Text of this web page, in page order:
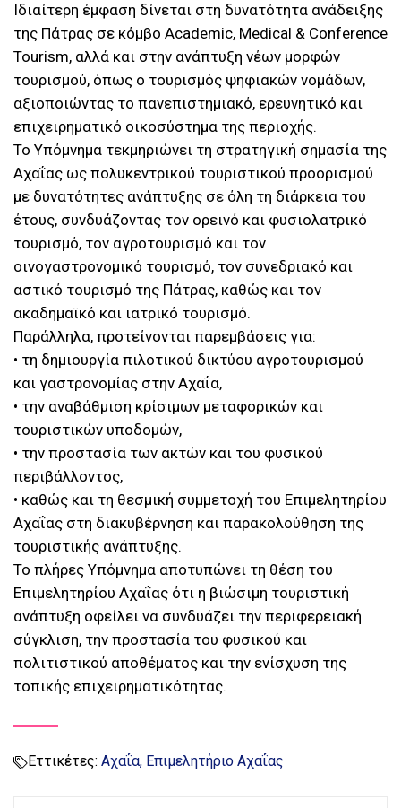
Ιδιαίτερη έμφαση δίνεται στη δυνατότητα ανάδειξης
της Πάτρας σε κόμβο Academic, Medical & Conference
Tourism, αλλά και στην ανάπτυξη νέων μορφών
τουρισμού, όπως ο τουρισμός ψηφιακών νομάδων,
αξιοποιώντας το πανεπιστημιακό, ερευνητικό και
επιχειρηματικό οικοσύστημα της περιοχής.
Το Υπόμνημα τεκμηριώνει τη στρατηγική σημασία της
Αχαΐας ως πολυκεντρικού τουριστικού προορισμού
με δυνατότητες ανάπτυξης σε όλη τη διάρκεια του
έτους, συνδυάζοντας τον ορεινό και φυσιολατρικό
τουρισμό, τον αγροτουρισμό και τον
οινογαστρονομικό τουρισμό, τον συνεδριακό και
αστικό τουρισμό της Πάτρας, καθώς και τον
ακαδημαϊκό και ιατρικό τουρισμό.
Παράλληλα, προτείνονται παρεμβάσεις για:
• τη δημιουργία πιλοτικού δικτύου αγροτουρισμού
και γαστρονομίας στην Αχαΐα,
• την αναβάθμιση κρίσιμων μεταφορικών και
τουριστικών υποδομών,
• την προστασία των ακτών και του φυσικού
περιβάλλοντος,
• καθώς και τη θεσμική συμμετοχή του Επιμελητηρίου
Αχαΐας στη διακυβέρνηση και παρακολούθηση της
τουριστικής ανάπτυξης.
Το πλήρες Υπόμνημα αποτυπώνει τη θέση του
Επιμελητηρίου Αχαΐας ότι η βιώσιμη τουριστική
ανάπτυξη οφείλει να συνδυάζει την περιφερειακή
σύγκλιση, την προστασία του φυσικού και
πολιτιστικού αποθέματος και την ενίσχυση της
τοπικής επιχειρηματικότητας.
Εττικέτες: Αχαΐα Επιμελητήριο Αχαΐας